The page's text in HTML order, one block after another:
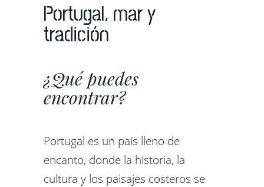
Portugal, mar y
tradición
¿Qué puedes
encontrar?
Portugal es un país lleno de
encanto, donde la historia, la
cultura y los paisajes costeros se